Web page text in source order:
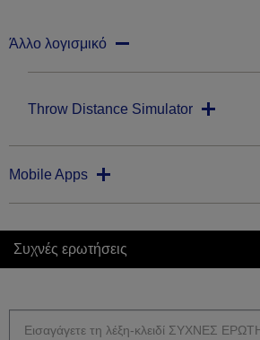
Άλλο λογισμικό
Throw Distance Simulator
Mobile Apps
Συχνές ερωτήσεις